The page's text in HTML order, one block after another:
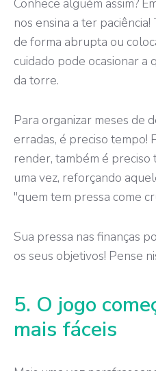
nos ensina a ter
de forma abrupta ou
cuidado pode ocasionar a
da torre.
Para organizar meses de
erradas, é preciso tempo!
render, também é preciso
uma vez, reforçando
"quem tem pressa come
Sua pressa nas finanças
os seus objetivos! Pense
5. O jogo
mais fáceis